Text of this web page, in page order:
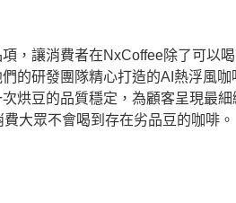
，讓消費者在NxCoffee除了可以
的研發團隊精心打造的AI熱浮風
烘豆的品質穩定，為顧客呈現最
大眾不會喝到存在劣品豆的咖啡。